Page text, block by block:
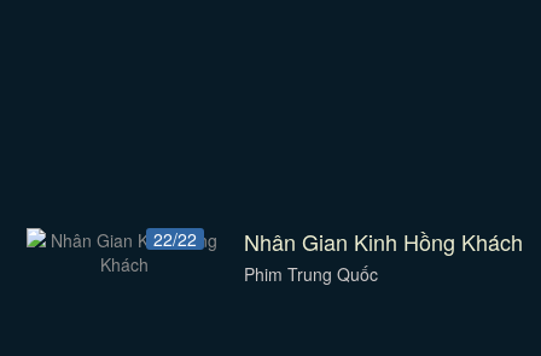
22/22 Nhân Gian Kinh Hồng Khách
Phim Trung Quốc